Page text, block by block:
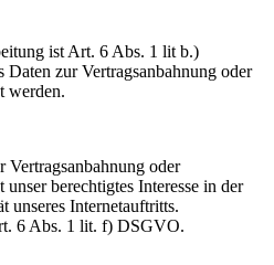
ist Art. 6 Abs. 1 lit b.)
zur Vertragsanbahnung oder
werden.
Vertragsanbahnung oder
berechtigtes Interesse in der
unseres Internetauftritts.
6 Abs. 1 lit. f) DSGVO.